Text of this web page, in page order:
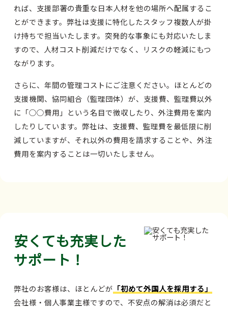
れば、支援部署の貴重な日本人材を他の場所へ配属するこ
とができます。弊社は支援に特化したスタッフ複数人が掛
け持ちで担当いたします。突発的な事象にも対応いたしま
すので、人材コスト削減だけでなく、リスクの軽減にもつ
ながります。
さらに、年間の管理コストにご注意ください。ほとんどの
支援機関、協同組合（監理団体）が、支援費、監理費以外
に「○○費用」という名目で徴収したり、外注費用を案内
したりしています。弊社は、支援費、監理費を最低限に削
減していますが、それ以外の費用を請求することや、外注
費用を案内することは一切いたしません。
安くても充実した
サポート！
弊社のお客様は、ほとんどが 「初めて外国人を採用する」
会社様・個人事業主様ですので、不安点の解消は必須だと